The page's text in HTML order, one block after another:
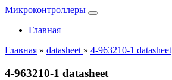
Микроконтроллеры
Главная
Главная » datasheet » 4-963210-1 datasheet
4-963210-1 datasheet